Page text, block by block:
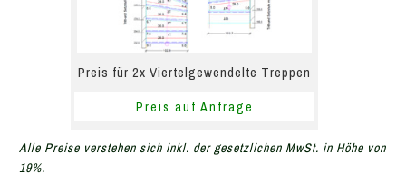
Preis für 2x Viertelgewendelte Treppen
Preis auf Anfrage
Alle Preise verstehen sich inkl. der gesetzlichen MwSt. in Höhe von
19%.